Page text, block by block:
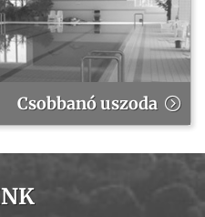
Csobbanó uszoda